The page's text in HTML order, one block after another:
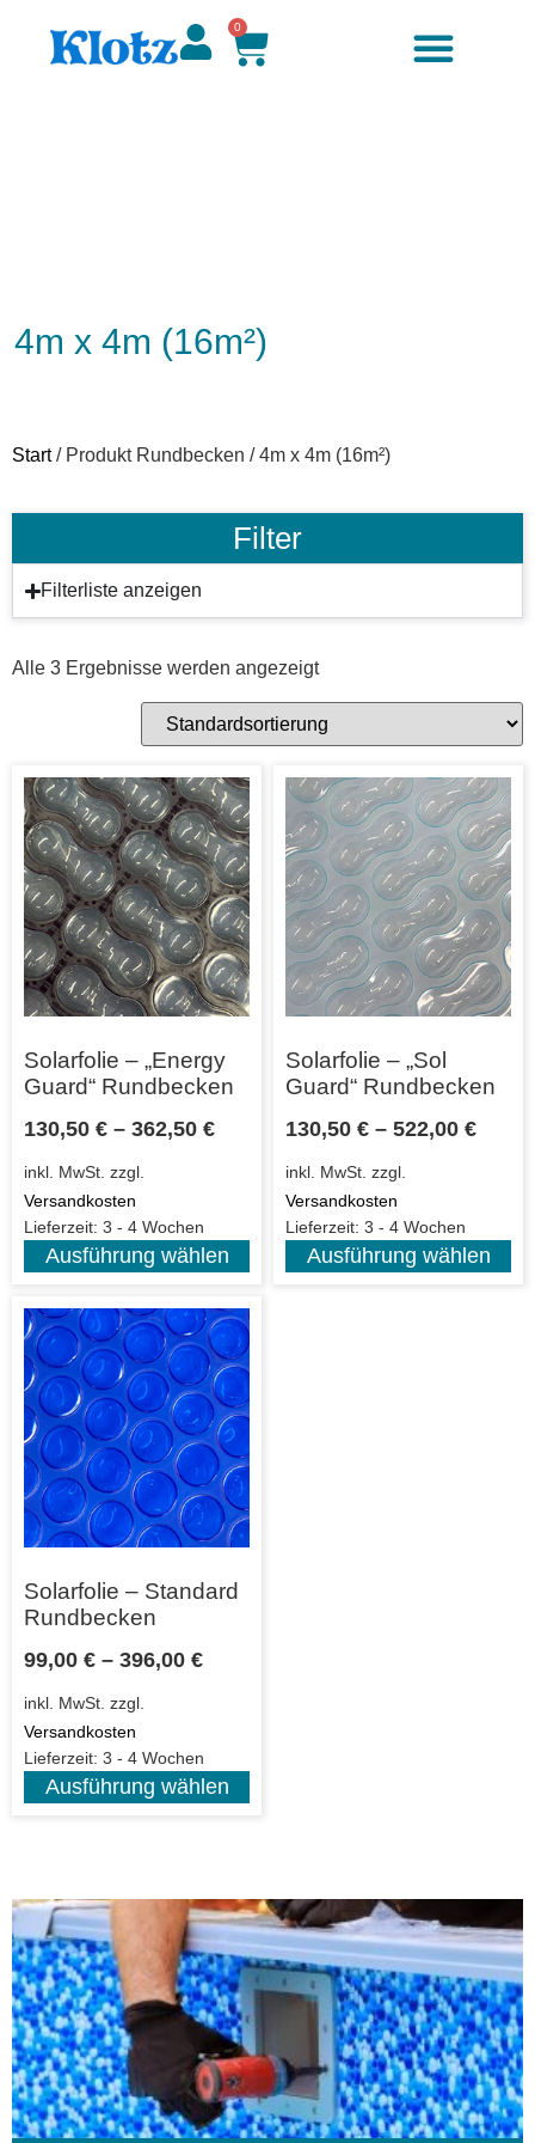
0
4m x 4m (16m²)
Start/ Produkt Rundbecken / 4m x 4m (16m²)
Filter
Filterliste anzeigen
Alle 3 Ergebnisse werden angezeigt
Solarfolie – „Energy
Guard“ Rundbecken
130,50 € – 362,50 €
inkl. MwSt. zzgl.
Versandkosten
Lieferzeit: 3 - 4 Wochen
Ausführung wählen
Solarfolie – „Sol
Guard“ Rundbecken
130,50 € – 522,00 €
inkl. MwSt. zzgl.
Versandkosten
Lieferzeit: 3 - 4 Wochen
Ausführung wählen
Solarfolie – Standard
Rundbecken
99,00 € – 396,00 €
inkl. MwSt. zzgl.
Versandkosten
Lieferzeit: 3 - 4 Wochen
Ausführung wählen